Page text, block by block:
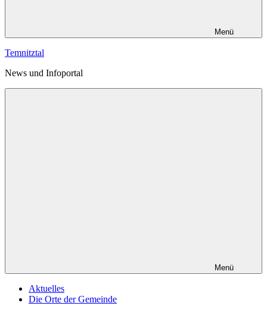
Menü
Temnitztal
News und Infoportal
Menü
Aktuelles
Die Orte der Gemeinde